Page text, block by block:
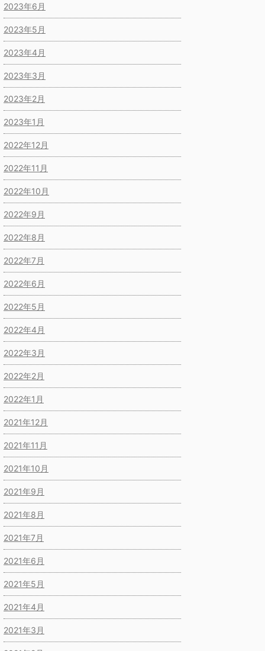
2023年6月
2023年5月
2023年4月
2023年3月
2023年2月
2023年1月
2022年12月
2022年11月
2022年10月
2022年9月
2022年8月
2022年7月
2022年6月
2022年5月
2022年4月
2022年3月
2022年2月
2022年1月
2021年12月
2021年11月
2021年10月
2021年9月
2021年8月
2021年7月
2021年6月
2021年5月
2021年4月
2021年3月